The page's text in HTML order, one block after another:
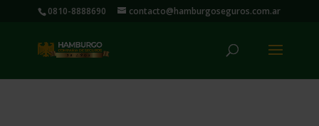
0810-8888690 contacto@hamburgoseguros.com.ar